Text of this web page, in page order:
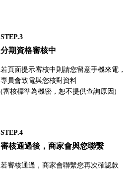
STEP.3
分期資格審核中
若頁面提示審核中則請您留意手機來電，
專員會致電與您核對資料
(審核標準為機密，恕不提供查詢原因)
STEP.4
審核通過後，商家會與您聯繫
若審核通過，商家會聯繫您再次確認款